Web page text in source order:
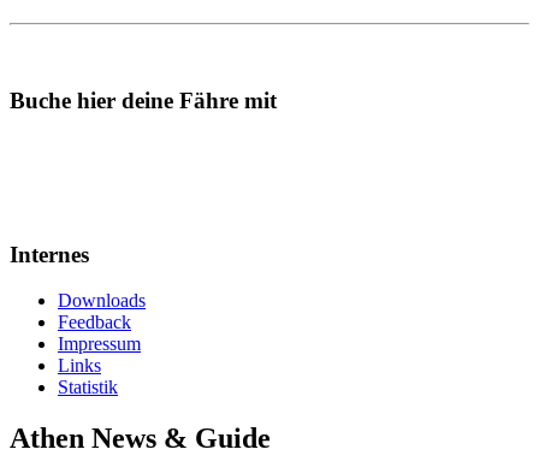
Buche hier deine Fähre mit
Internes
Downloads
Feedback
Impressum
Links
Statistik
Athen News & Guide